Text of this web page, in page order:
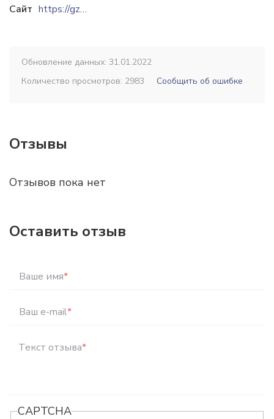
Сайт
https://gzno.kz
Обновление данных: 31.01.2022
Количество просмотров: 2983
Сообщить об ошибке
Отзывы
Отзывов пока нет
Оставить отзыв
Ваше имя*
Ваш e-mail*
Текст отзыва*
CAPTCHA